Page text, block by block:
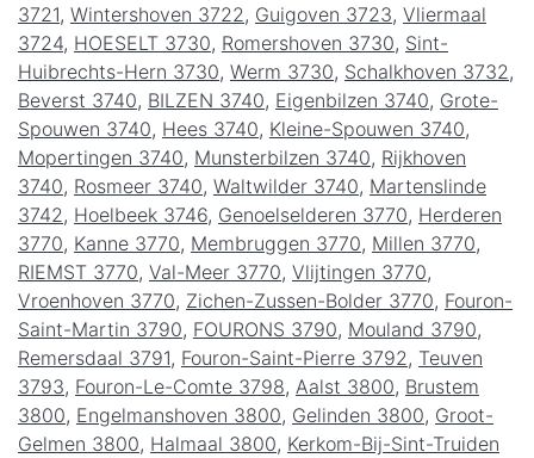
3721, Wintershoven 3722 , Guigoven 3723, Vliermaal
3724, HOESELT 3730, Romershoven 3730, Sint-
Huibrechts-Hern 3730, Werm 3730, Schalkhoven 3732 ,
Beverst 3740, BILZEN 3740, Eigenbilzen 3740, Grote-
Spouwen 3740, Hees 3740, Kleine-Spouwen 3740,
Mopertingen 3740, Munsterbilzen 3740, Rijkhoven
3740, Rosmeer 3740, Waltwilder 3740, Martenslinde
3742 , Hoelbeek 3746, Genoelselderen 3770, Herderen
3770, Kanne 3770, Membruggen 3770, Millen 3770,
RIEMST 3770, Val-Meer 3770, Vlijtingen 3770,
Vroenhoven 3770, Zichen-Zussen-Bolder 3770, Fouron-
Saint-Martin 3790, FOURONS 3790, Mouland 3790,
Remersdaal 3791, Fouron-Saint-Pierre 3792 , Teuven
3793, Fouron-Le-Comte 3798, Aalst 3800, Brustem
3800, Engelmanshoven 3800, Gelinden 3800, Groot-
Gelmen 3800, Halmaal 3800, Kerkom-Bij-Sint-Truiden